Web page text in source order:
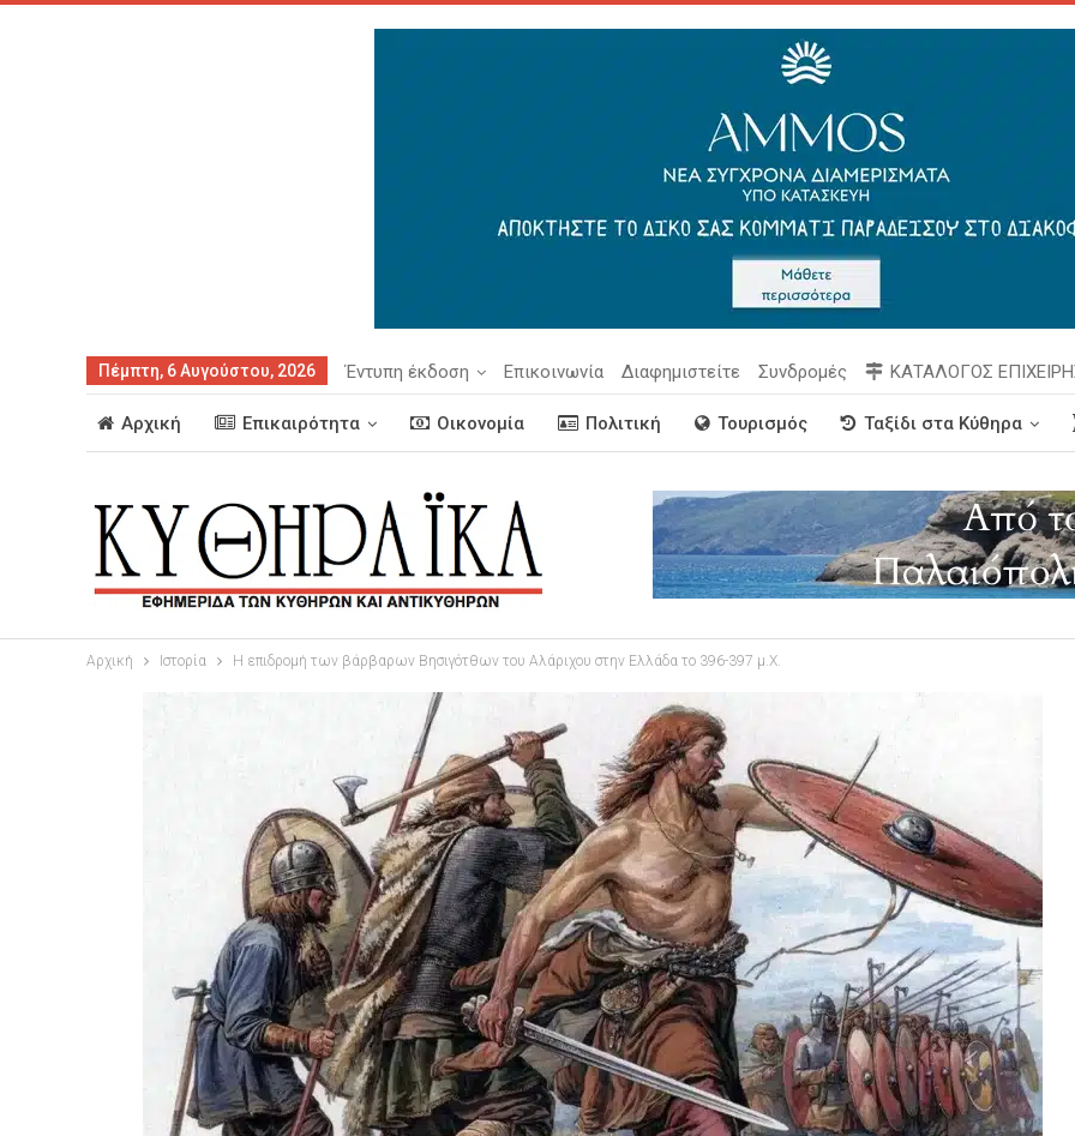
Πέμπτη, 6 Αυγούστου, 2026 Έντυπη έκδοση Επικοινωνία Διαφημιστείτε Συνδρομές ΚΑΤΑΛΟΓΟΣ
Αρχική Επικαιρότητα Οικονομία Πολιτική Τουρισμός Ταξίδι στα Κύθηρα
Αρχική Ιστορία Η επιδρομή των βάρβαρων Βησιγότθων του Αλάριχου στην Ελλάδα το 396-397 μ.Χ.